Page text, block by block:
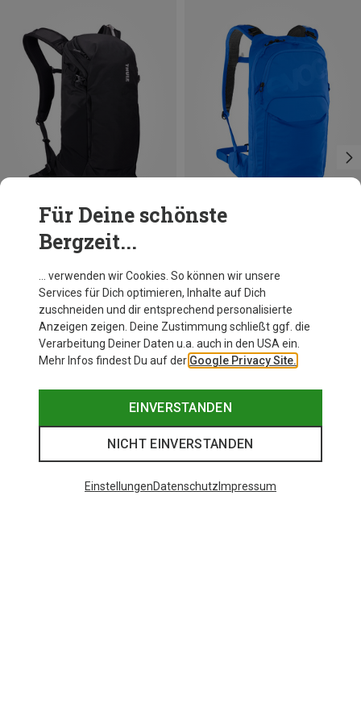
Du sparst 32%
Für Deine schönste
Bergzeit...
… verwenden wir Cookies. So können wir unsere
Services für Dich optimieren, Inhalte auf Dich
zuschneiden und dir entsprechend personalisierte
Anzeigen zeigen. Deine Zustimmung schließt ggf. die
Verarbeitung Deiner Daten u.a. auch in den USA ein.
Mehr Infos findest Du auf der Google Privacy Site.
EINVERSTANDEN
NICHT EINVERSTANDEN
EinstellungenDatenschutz Impressum